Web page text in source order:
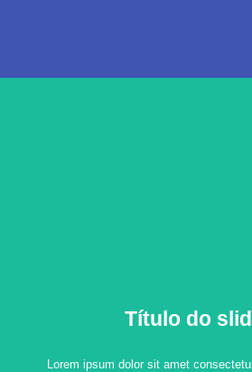
Título do
Lorem ipsum dolor sit amet